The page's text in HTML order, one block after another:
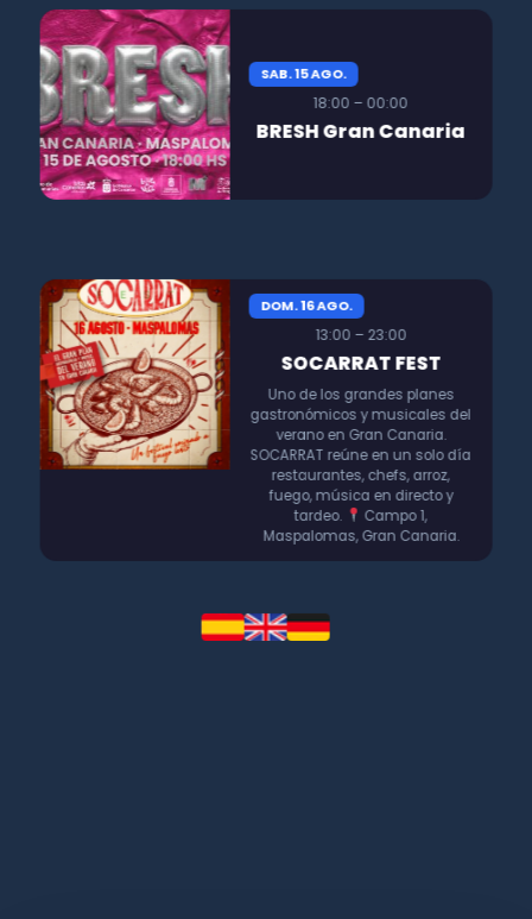
SAB. 15 AGO.
18:00 – 00:00
BRESH Gran Canaria
DOM. 16 AGO.
13:00 – 23:00
SOCARRAT FEST
Uno de los grandes planes
gastronómicos y musicales del
verano en Gran Canaria.
SOCARRAT reúne en un solo día
restaurantes, chefs, arroz,
fuego, música en directo y
tardeo.
Campo 1,
Maspalomas, Gran Canaria.